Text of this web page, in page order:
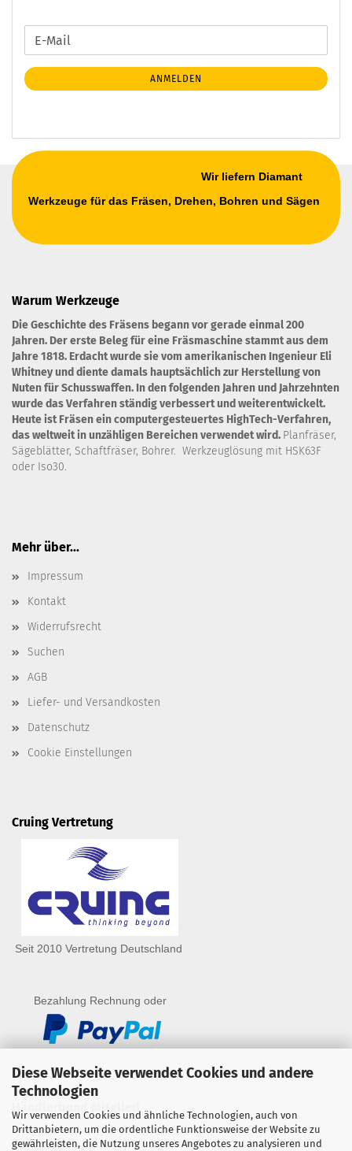
Diese Webseite verwendet Cookies und andere
Technologien
Wir verwenden Cookies und ähnliche Technologien, auch von
Drittanbietern, um die ordentliche Funktionsweise der Website zu
gewährleisten, die Nutzung unseres Angebotes zu analysieren und
WEITER
ZUR
NEWSLETTER-
ANMELDUNG
E-
Mail
ANMELDEN
Wir liefern Diamant
Werkzeuge für das Fräsen, Drehen, Bohren und Sägen
Warum Werkzeuge
Die Geschichte des Fräsens begann vor gerade einmal 200
Jahren. Der erste Beleg für eine Fräsmaschine stammt aus dem
Jahre 1818. Erdacht wurde sie vom amerikanischen Ingenieur Eli
Whitney und diente damals hauptsächlich zur Herstellung von
Nuten für Schusswaffen. In den folgenden Jahren und Jahrzehnten
wurde das Verfahren ständig verbessert und weiterentwickelt.
Heute ist Fräsen ein computergesteuertes HighTech-Verfahren,
das weltweit in unzähligen Bereichen verwendet wird. Planfräser,
Sägeblätter, Schaftfräser, Bohrer. Werkzeuglösung mit HSK63F
oder Iso30.
Mehr über...
Impressum
Kontakt
Widerrufsrecht
Suchen
AGB
Liefer- und Versandkosten
Datenschutz
Cookie Einstellungen
Cruing Vertretung
Seit 2010 Vertretung Deutschland
Bezahlung Rechnung oder
Händlerbund Mitglied